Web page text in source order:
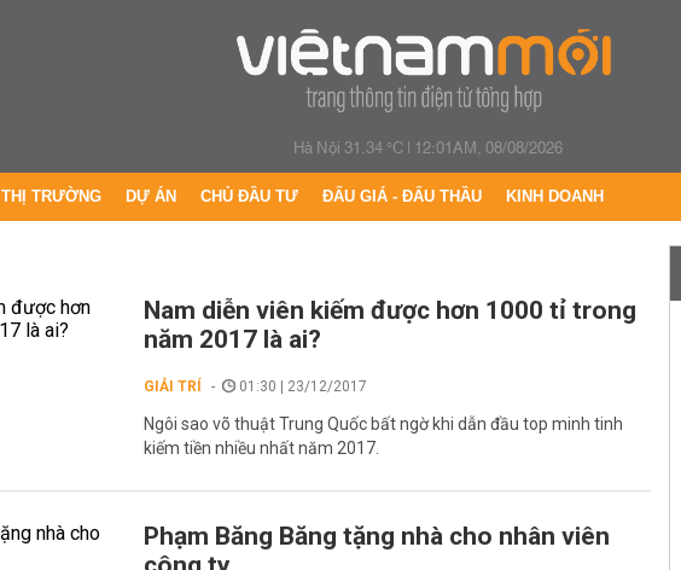
Hà Nội 31.34 °C| 12:01AM, 08/08/2026
THỊ TRƯỜNG DỰ ÁN CHỦ ĐẦU TƯ ĐẤU GIÁ - ĐẤU THẦU KINH DOANH
Nam diễn viên kiếm được hơn 1000 tỉ trong
năm 2017 là ai?
GIẢI TRÍ 01:30 | 23/12/2017
Ngôi sao võ thuật Trung Quốc bất ngờ khi dẫn đầu top minh tinh
kiếm tiền nhiều nhất năm 2017.
Phạm Băng Băng tặng nhà cho nhân viên